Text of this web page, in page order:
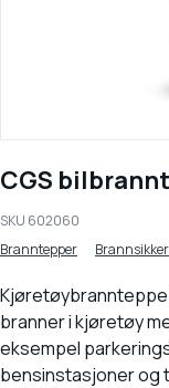
CGS
SKU 602060
Branntepper
Kjøretøybrannteppe
branner i kjøretøy
eksempel
bensinstasjoner og